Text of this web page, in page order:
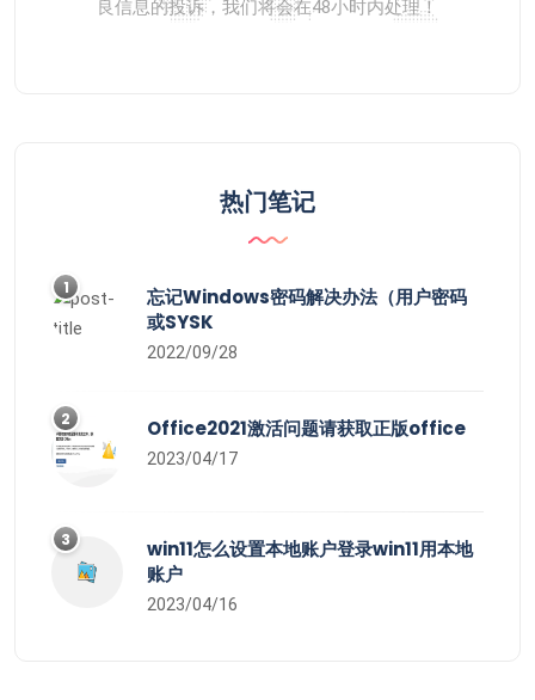
良信息的投诉，我们将会在48小时内处理！
热门笔记
1
忘记Windows密码解决办法（用户密码
或SYSK
2022/09/28
2 Office2021激活问题请获取正版office
2023/04/17
3
win11怎么设置本地账户登录win11用本地
账户
2023/04/16